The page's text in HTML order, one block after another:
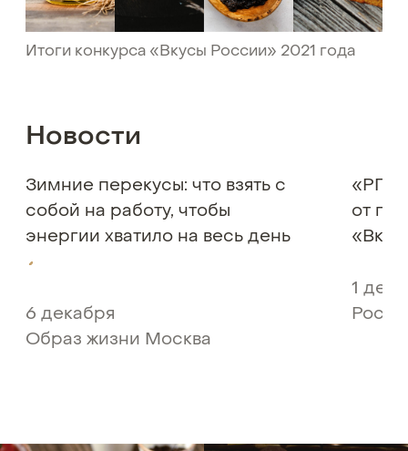
Итоги конкурса «Вкусы России» 2021 года
Новости
Зимние перекусы: что взять с
собой на работу, чтобы
энергии хватило на весь день
6 декабря
Образ жизни Москва
«РГ»
от
1